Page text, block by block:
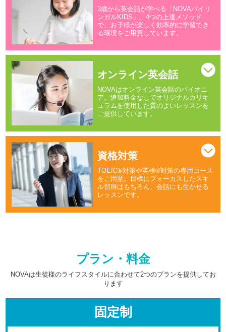
3歳から英会話が学べる「NOVAバイリ
ンガルKIDS」。4つの上達メソッド
で、お子様が楽しく効率的に学習でき
る環境をご用意しています。
オンライン英会話
NOVAはオンライン英会話のパイオニ
ア。追加料金なしでオリジナルカリキ
ュラムを使用した質のよいレッスンを
ご提供しています。
資格対策
TOEIC®対策や英検®対策の専用コース
をご用意。目標にフォーカスしたスキ
ル習得はもちろん、会話にも生かせる
レッスンです。
プラン・料金
NOVAは生徒様のライフスタイルに合わせて2つのプランを提供してお
ります
固定制